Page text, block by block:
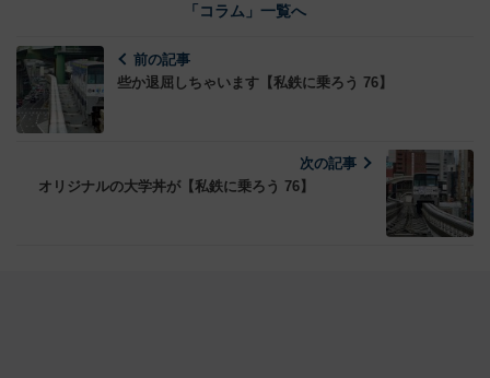
「コラム」一覧へ
前の記事
些か退屈しちゃいます【私鉄に乗ろう 76】
次の記事
オリジナルの大学丼が【私鉄に乗ろう 76】